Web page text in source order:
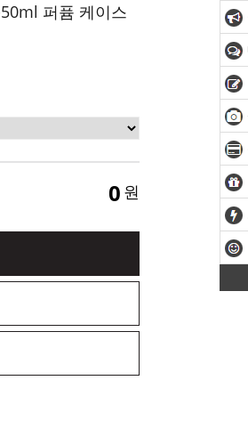
퍼퓸 케이스
0 원